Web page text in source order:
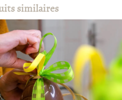
similaires